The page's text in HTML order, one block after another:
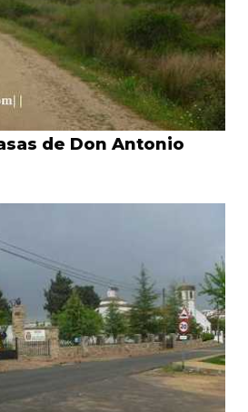
de Don Antonio